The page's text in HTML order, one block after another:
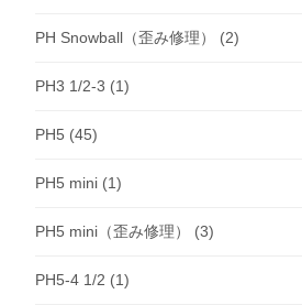
PH Snowball（歪み修理） (2)
PH3 1/2-3 (1)
PH5 (45)
PH5 mini (1)
PH5 mini（歪み修理） (3)
PH5-4 1/2 (1)